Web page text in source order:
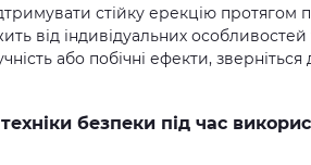
стійку ерекцію протягом
від індивідуальних
або побічні ефекти, зверніться
безпеки під час